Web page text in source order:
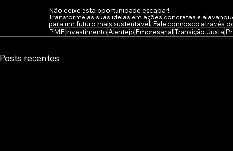
Não deixe esta oportunidade escapar!
Transforme as suas ideias em ações concretas e
para um futuro mais sustentável. Fale connosco através
PMEInvestimentoAlentejo EmpresarialTransição Justa
Posts recentes